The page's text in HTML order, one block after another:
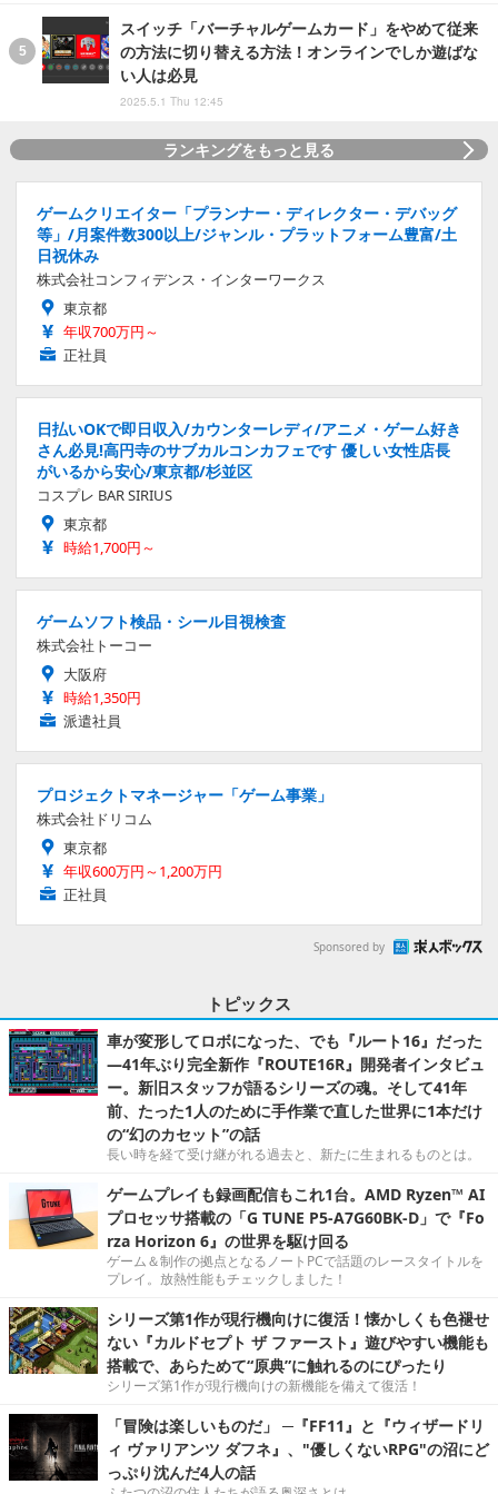
スイッチ「バーチャルゲームカード」をやめて従来
の方法に切り替える方法！オンラインでしか遊ばな
い人は必見
2025.5.1 Thu 12:45
ランキングをもっと見る
ゲームクリエイター「プランナー・ディレクター・デバッグ
等」/月案件数300以上/ジャンル・プラットフォーム豊富/土
日祝休み
株式会社コンフィデンス・インターワークス
東京都
年収700万円～
正社員
日払いOKで即日収入/カウンターレディ/アニメ・ゲーム好き
さん必見!高円寺のサブカルコンカフェです 優しい女性店長
がいるから安心/東京都/杉並区
コスプレ BAR SIRIUS
東京都
時給1,700円～
ゲームソフト検品・シール目視検査
株式会社トーコー
大阪府
時給1,350円
派遣社員
プロジェクトマネージャー「ゲーム事業」
株式会社ドリコム
東京都
年収600万円～1,200万円
正社員
Sponsored by
トピックス
車が変形してロボになった、でも『ルート16』だった
―41年ぶり完全新作『ROUTE16R』開発者インタビュ
ー。新旧スタッフが語るシリーズの魂。そして41年
前、たった1人のために手作業で直した世界に1本だけ
の“幻のカセット”の話
長い時を経て受け継がれる過去と、新たに生まれるものとは。
ゲームプレイも録画配信もこれ1台。AMD Ryzen™ AI
プロセッサ搭載の「G TUNE P5-A7G60BK-D」で『Fo
rza Horizon 6』の世界を駆け回る
ゲーム＆制作の拠点となるノートPCで話題のレースタイトルを
プレイ。放熱性能もチェックしました！
シリーズ第1作が現行機向けに復活！懐かしくも色褪せ
ない『カルドセプト ザ ファースト』遊びやすい機能も
搭載で、あらためて“原典”に触れるのにぴったり
シリーズ第1作が現行機向けの新機能を備えて復活！
「冒険は楽しいものだ」 ─『FF11』と『ウィザードリ
ィ ヴァリアンツ ダフネ』、"優しくないRPG"の沼にど
っぷり沈んだ4人の話